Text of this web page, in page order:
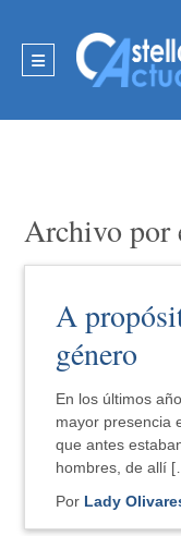
Archivo por
A
género
En los últimos
mayor presencia
que antes
hombres, de allí
Por Lady